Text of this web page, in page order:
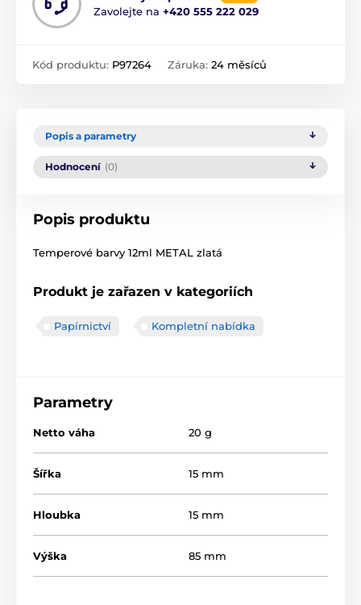
Zavolejte na +420 555 222 029
Kód produktu: P97264 Záruka: 24 měsíců
Popis a parametry
Hodnocení (0)
Popis produktu
Temperové barvy 12ml METAL zlatá
Produkt je zařazen v kategoriích
Papírnictví Kompletní nabídka
Parametry
Netto váha 20 g
Šířka 15 mm
Hloubka 15 mm
Výška 85 mm